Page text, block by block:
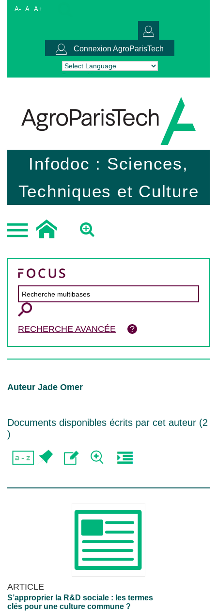
A- A A+
Connexion AgroParisTech
Powered by Translate
Infodoc : Sciences,
Techniques et Culture
RECHERCHE AVANCÉE
Auteur Jade Omer
Documents disponibles écrits par cet auteur (2
)
ARTICLE
S’approprier la R&D sociale : les termes
clés pour une culture commune ?